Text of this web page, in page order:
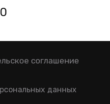
соглашение
данных